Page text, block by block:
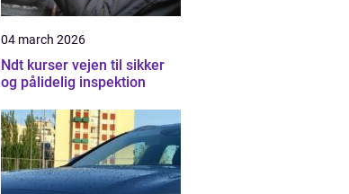
04 march 2026
Ndt kurser vejen til sikker
og pålidelig inspektion